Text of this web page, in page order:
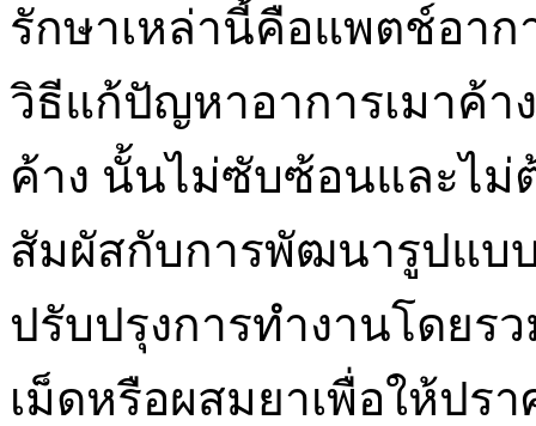
รักษาเหล่านี้คือแพตช์อาก
วิธีแก้ปัญหาอาการเมาค้า
ค้าง นั้นไม่ซับซ้อนและไม่
สัมผัสกับการพัฒนารูปแบ
ปรับปรุงการทำงานโดย
เม็ดหรือผสมยาเพื่อให้ปร